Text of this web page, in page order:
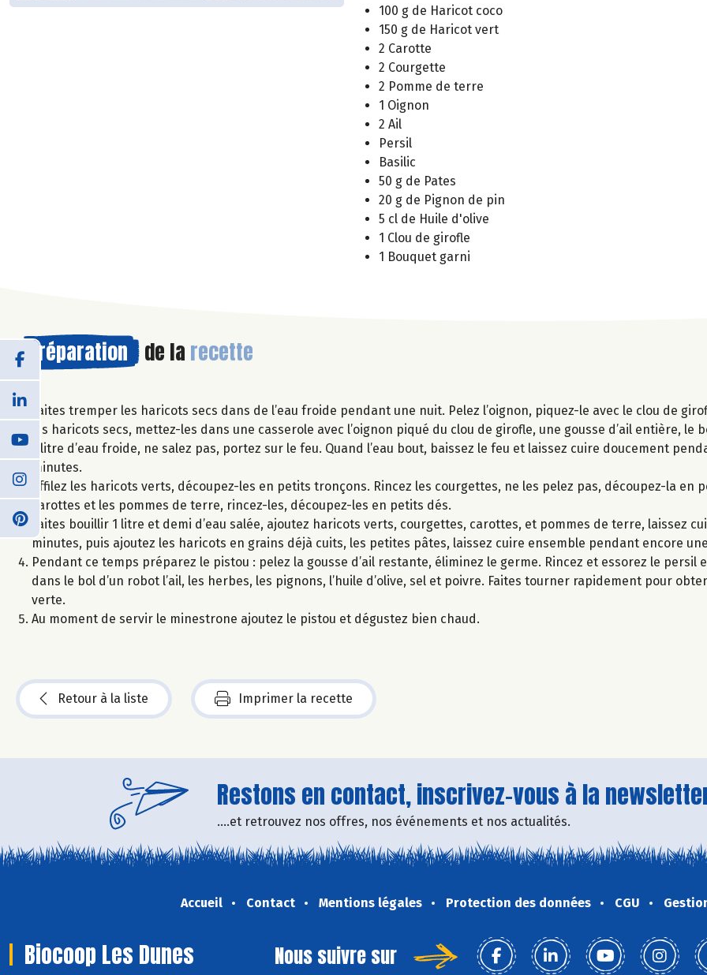
100 g de Haricot coco
150 g de Haricot vert
2 Carotte
2 Courgette
2 Pomme de terre
1 Oignon
2 Ail
Persil
Basilic
50 g de Pates
20 g de Pignon de pin
5 cl de Huile d'olive
1 Clou de girofle
1 Bouquet garni
Préparation de la recette
Faites tremper les haricots secs dans de l’eau froide pendant une nuit. Pelez l’oignon, piquez-le avec le clou de
les haricots secs, mettez-les dans une casserole avec l’oignon piqué du clou de girofle, une gousse d’ail entière, le
1 litre d’eau froide, ne salez pas, portez sur le feu. Quand l’eau bout, baissez le feu et laissez cuire doucement
minutes.
Effilez les haricots verts, découpez-les en petits tronçons. Rincez les courgettes, ne les pelez pas, découpez-la en
carottes et les pommes de terre, rincez-les, découpez-les en petits dés.
Faites bouillir 1 litre et demi d’eau salée, ajoutez haricots verts, courgettes, carottes, et pommes de terre, laissez
minutes, puis ajoutez les haricots en grains déjà cuits, les petites pâtes, laissez cuire ensemble pendant encore
Pendant ce temps préparez le pistou : pelez la gousse d’ail restante, éliminez le germe. Rincez et essorez le persil
dans le bol d’un robot l’ail, les herbes, les pignons, l’huile d’olive, sel et poivre. Faites tourner rapidement pour
verte.
Au moment de servir le minestrone ajoutez le pistou et dégustez bien chaud.
Retour à la liste Imprimer la recette
Restons en contact, inscrivez-vous à la
....et retrouvez nos offres, nos événements et nos actualités.
Accueil Contact Mentions légales Protection des données CGU
Biocoop Les Dunes Nous suivre sur